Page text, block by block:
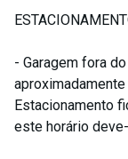
- Garagem fora
Estacionamento
este horário